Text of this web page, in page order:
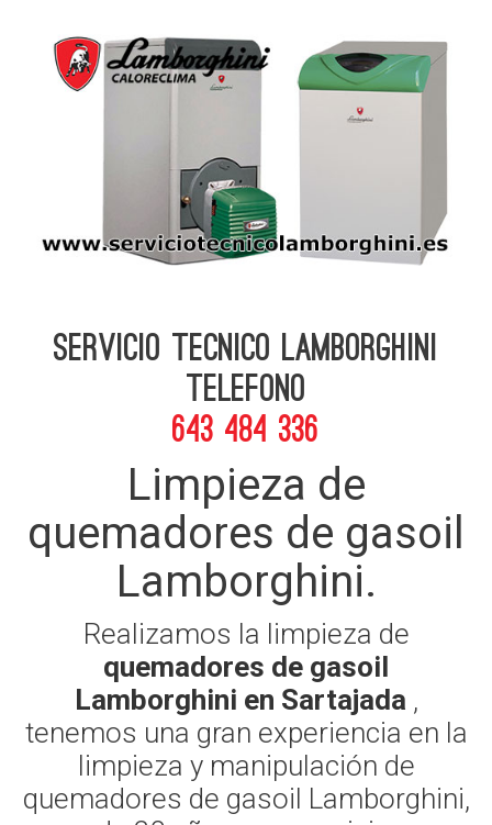
Servicio Tecnico Lamborghini
telefono
643 484 336
Limpieza de
quemadores de gasoil
Lamborghini.
Realizamos la limpieza de
quemadores de gasoil
Lamborghini en Sartajada ,
tenemos una gran experiencia en la
limpieza y manipulación de
quemadores de gasoil Lamborghini,